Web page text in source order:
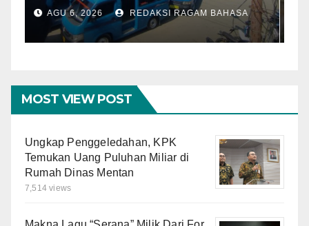
Sopir, Dishub: Belum Ada
Keputusan Final
AGU 6, 2026 REDAKSI RAGAM BAHASA
MOST VIEW POST
Ungkap Penggeledahan, KPK
Temukan Uang Puluhan Miliar di
Rumah Dinas Mentan
7,514 views